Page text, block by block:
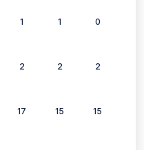
1 1 0
2 2 2
17 15 15